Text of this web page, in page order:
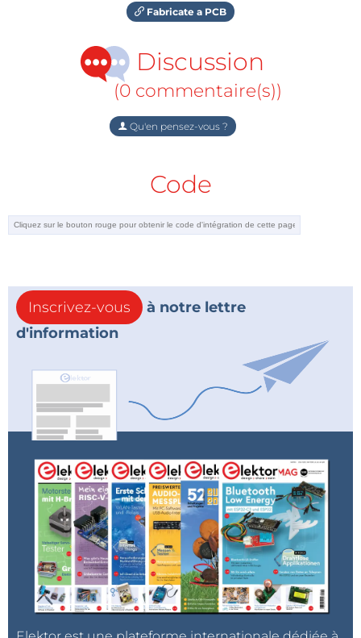
Fabricate a PCB
Discussion
(0 commentaire(s))
Qu'en pensez-vous ?
Code
Inscrivez-vous
à notre lettre
d'information